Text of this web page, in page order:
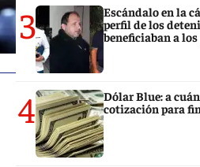
3
Escándalo en la
perfil de los
beneficiaban a los
4
Dólar Blue: a
cotización para